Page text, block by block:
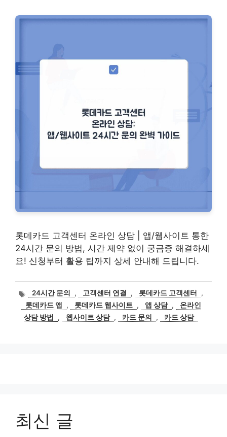
롯데카드 고객센터 온라인 상담 | 앱/웹사이트 통한
24시간 문의 방법, 시간 제약 없이 궁금증 해결하세
요! 신청부터 활용 팁까지 상세 안내해 드립니다.
태
그
24시간 문의 , 고객센터 연결 , 롯데카드 고객센터
,
롯데카드 앱
, 롯데카드 웹사이트 , 앱 상담 ,
온라인
상담 방법
, 웹사이트 상담 , 카드 문의 , 카드 상담
최신 글